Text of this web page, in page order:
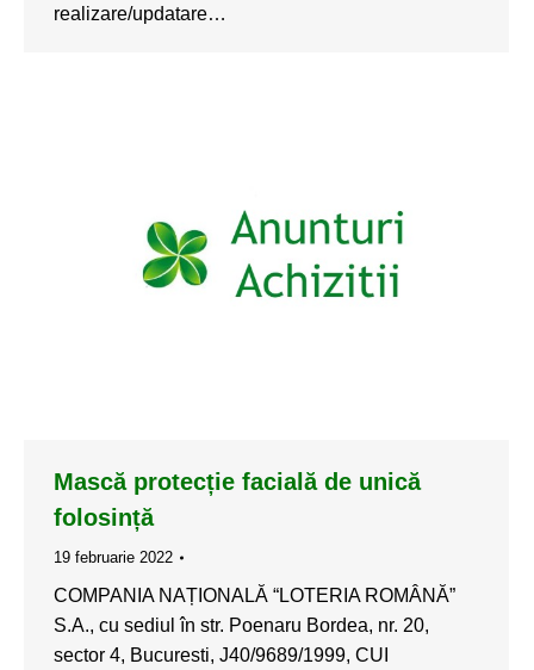
realizare/updatare…
Mască protecție facială de unică
folosință
19 februarie 2022
COMPANIA NAȚIONALĂ “LOTERIA ROMÂNĂ”
S.A., cu sediul în str. Poenaru Bordea, nr. 20,
sector 4, Bucuresti, J40/9689/1999, CUI